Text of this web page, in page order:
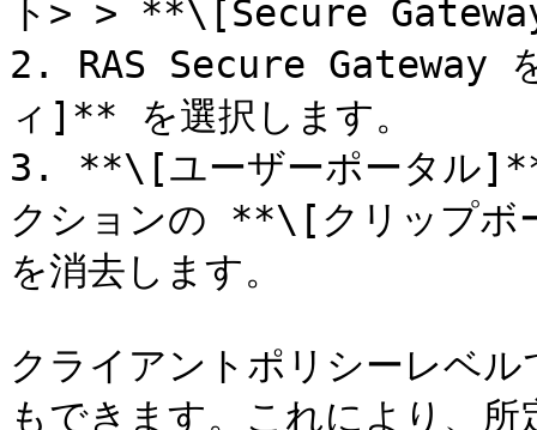
ト> > **\[Secure
2. RAS Secure Gateway
ィ]** を選択します。
3. **\[ユーザーポータル
クションの **\[クリップボ
を消去します。
クライアントポリシーレベ
もできます。これにより、